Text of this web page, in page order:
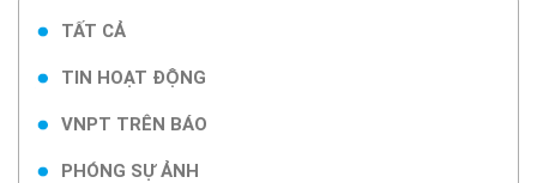
TẤT CẢ
TIN HOẠT ĐỘNG
VNPT TRÊN BÁO
PHÓNG SỰ ẢNH